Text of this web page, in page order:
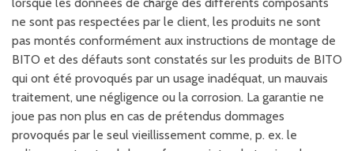
ne sont pas respectées par le client, les produits ne sont
pas montés conformément aux instructions de montage de
BITO et des défauts sont constatés sur les produits de BITO
qui ont été provoqués par un usage inadéquat, un mauvais
traitement, une négligence ou la corrosion. La garantie ne
joue pas non plus en cas de prétendus dommages
provoqués par le seul vieillissement comme, p. ex. le